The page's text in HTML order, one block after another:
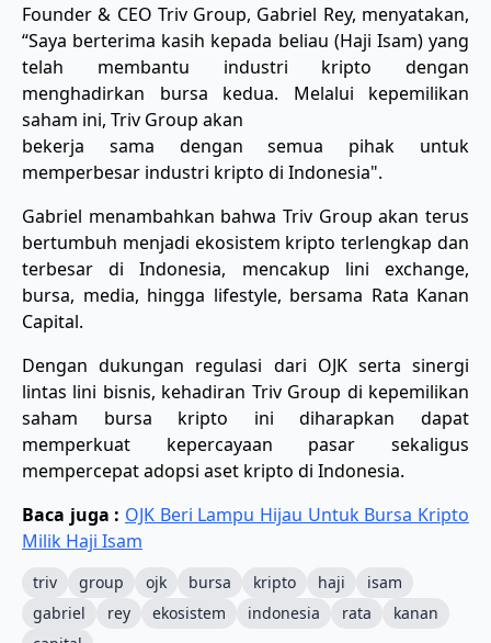
Founder & CEO Triv Group, Gabriel Rey, menyatakan,
“Saya berterima kasih kepada beliau (Haji Isam) yang
telah membantu industri kripto dengan
menghadirkan bursa kedua. Melalui kepemilikan
saham ini, Triv Group akan
bekerja sama dengan semua pihak untuk
memperbesar industri kripto di Indonesia".
Gabriel menambahkan bahwa Triv Group akan terus
bertumbuh menjadi ekosistem kripto terlengkap dan
terbesar di Indonesia, mencakup lini exchange,
bursa, media, hingga lifestyle, bersama Rata Kanan
Capital.
Dengan dukungan regulasi dari OJK serta sinergi
lintas lini bisnis, kehadiran Triv Group di kepemilikan
saham bursa kripto ini diharapkan dapat
memperkuat kepercayaan pasar sekaligus
mempercepat adopsi aset kripto di Indonesia.
Baca juga : OJK Beri Lampu Hijau Untuk Bursa Kripto
Milik Haji Isam
triv group ojk bursa kripto haji
isam
gabriel
rey ekosistem indonesia rata
kanan